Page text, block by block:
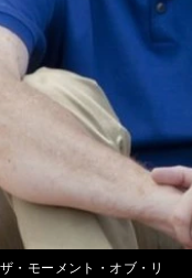
・モーメント・オブ・リ